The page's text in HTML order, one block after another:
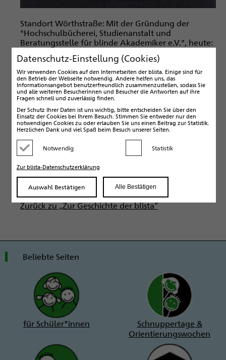
Standort Wörthstraße: Mit der Gründung der
"Hochschulbücherei, Studienanstalt und
Beratungsstelle für blinde Akademiker e.V.", heute:
Deutsche Blindenstudienanstalt e.V. (blista), wurde
in Deutschland erstmals höhere Bildung für blinde
Menschen möglich.
Bild 3 von 8
Vorheriges Bild
Nächstes Bild
Zurück zu „Zur Geschichte der blista“
Beliebte Seiten
für Schüler*innen
Schnuppertage &
Orientierungswochen
Datenschutz-Einstellung (Cookies)
Wir verwenden Cookies auf den Internetseiten der blista. Einige sind für
den Betrieb der Webseite notwendig. Andere helfen uns, das
Informationsangebot benutzerfreundlich zusammenzustellen, sodass Sie
und alle weiteren Besucherinnen und Besucher die Antworten auf ihre
Fragen schnell und zuverlässig finden.
Der Schutz Ihrer Daten ist uns wichtig, bitte entscheiden Sie über den
Einsatz der Cookies bei Ihrem Besuch. Stimmen Sie entweder nur den
notwendigen Cookies zu oder erlauben Sie uns einen Beitrag zur Statistik.
Herzlichen Dank und viel Spaß beim Besuch unserer Seiten.
Notwendig Statistik
Zur blista-Datenschutzerklärung
Auswahl Bestätigen Alle Bestätigen